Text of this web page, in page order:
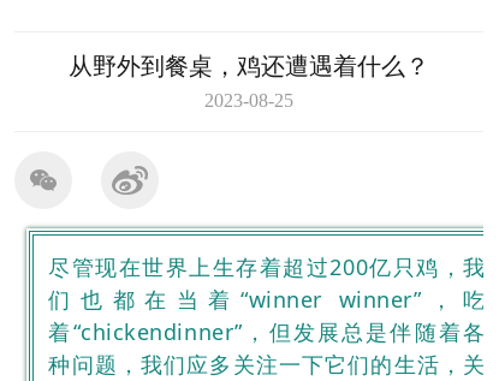
从野外到餐桌，鸡还遭遇着什么？
2023-08-25
尽管现在世界上生存着超过200亿只鸡，我
们也都在当着“winner winner”，吃
着“chickendinner”，但发展总是伴随着各
种问题，我们应多关注一下它们的生活，关